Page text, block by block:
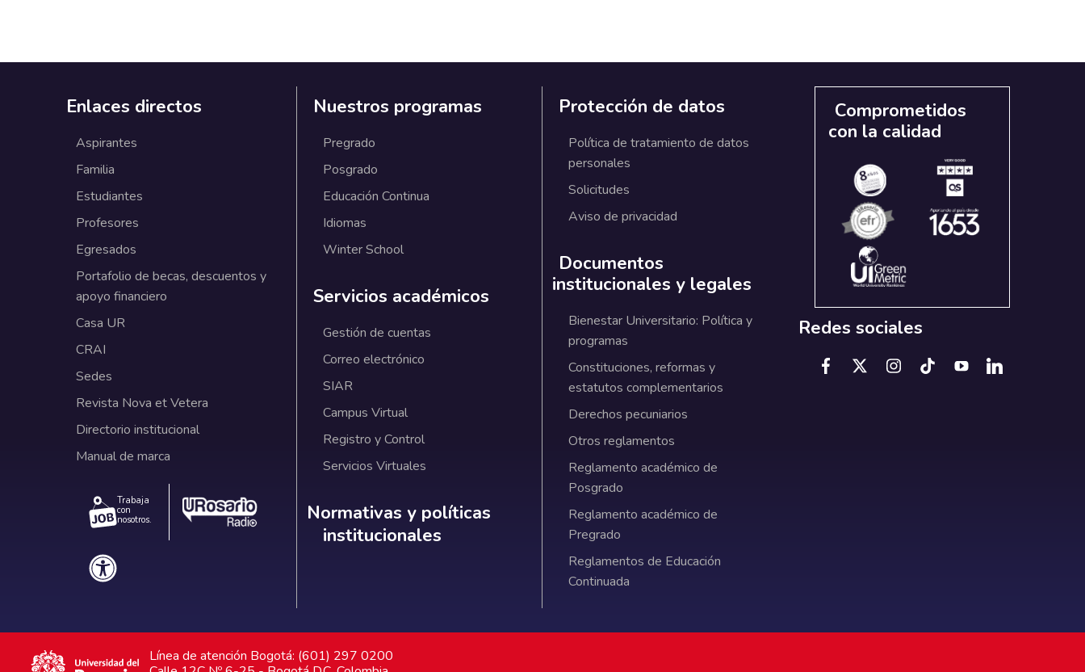
Enlaces directos
Aspirantes
Familia
Estudiantes
Profesores
Egresados
Portafolio de becas, descuentos y
apoyo financiero
Casa UR
CRAI
Sedes
Revista Nova et Vetera
Directorio institucional
Manual de marca
Trabaja
con
nosotros.
Nuestros programas
Pregrado
Posgrado
Educación Continua
Idiomas
Winter School
Servicios académicos
Gestión de cuentas
Correo electrónico
SIAR
Campus Virtual
Registro y Control
Servicios Virtuales
Normativas y políticas institucionales
Normativas y políticas
institucionales
Protección de datos
Política de tratamiento de datos
personales
Solicitudes
Aviso de privacidad
Documentos
institucionales y legales
Bienestar Universitario: Política y
programas
Constituciones, reformas y
estatutos complementarios
Derechos pecuniarios
Otros reglamentos
Reglamento académico de
Posgrado
Reglamento académico de
Pregrado
Reglamentos de Educación
Continuada
Comprometidos
con la calidad
Redes sociales
Línea de atención Bogotá: (601) 297 0200